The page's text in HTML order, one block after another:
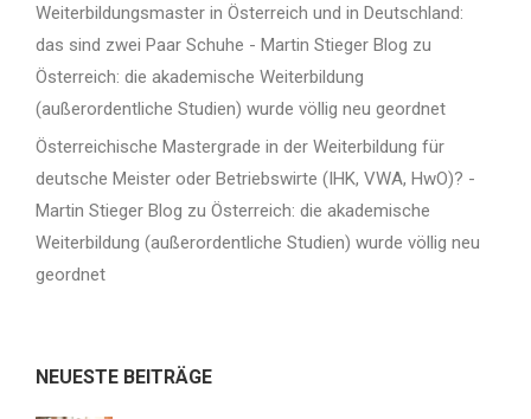
Weiterbildungsmaster in Österreich und in Deutschland:
das sind zwei Paar Schuhe - Martin Stieger Blog zu
Österreich: die akademische Weiterbildung
(außerordentliche Studien) wurde völlig neu geordnet
Österreichische Mastergrade in der Weiterbildung für
deutsche Meister oder Betriebswirte (IHK, VWA, HwO)? -
Martin Stieger Blog zu Österreich: die akademische
Weiterbildung (außerordentliche Studien) wurde völlig neu
geordnet
NEUESTE BEITRÄGE